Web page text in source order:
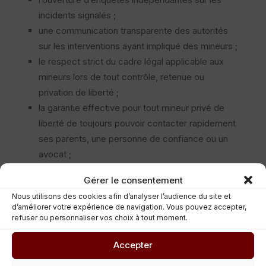
Gérer le consentement
Nous utilisons des cookies afin d’analyser l’audience du site et
d’améliorer votre expérience de navigation. Vous pouvez accepter,
refuser ou personnaliser vos choix à tout moment.
Accepter
incidents signalés ;
une communication transparente des autorités
sur les interventions ayant impliqué des mineurs ;
le respect strict du cadre légal applicable aux
mineurs lors de tout contrôle, retenue ou
privation de liberté ;
la garantie effective pour tout mineur privé de
liberté de toujours pouvoir contacter rapidement
ses parents, une personne de confiance ou un
avocat ;
aux droits de l’enfant ;
la mise en place d’un mécanisme de signalement
accessible aux jeunes qui estiment avoir subi une
atteinte à leurs droits ;
la publication de données relatives aux
interventions impliquant des mineurs lors de